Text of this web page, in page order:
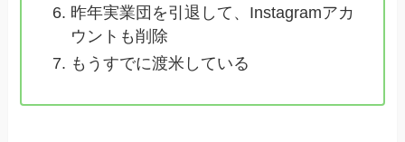
昨年実業団を引退して、Instagramアカ
ウントも削除
もうすでに渡米している